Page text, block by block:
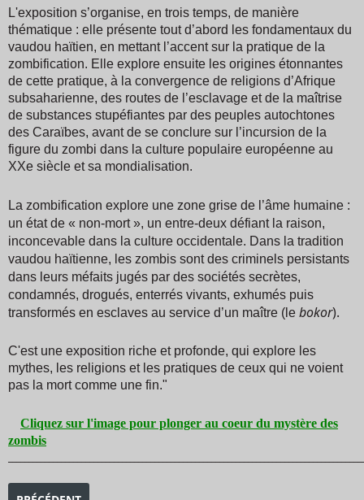
L'exposition s’organise, en trois temps, de manière
thématique : elle présente tout d’abord les fondamentaux du
vaudou haïtien, en mettant l’accent sur la pratique de la
zombification. Elle explore ensuite les origines étonnantes
de cette pratique, à la convergence de religions d’Afrique
subsaharienne, des routes de l’esclavage et de la maîtrise
de substances stupéfiantes par des peuples autochtones
des Caraïbes, avant de se conclure sur l’incursion de la
figure du zombi dans la culture populaire européenne au
XXe siècle et sa mondialisation.
La zombification explore une zone grise de l’âme humaine :
un état de « non-mort », un entre-deux défiant la raison,
inconcevable dans la culture occidentale. Dans la tradition
vaudou haïtienne, les zombis sont des criminels persistants
dans leurs méfaits jugés par des sociétés secrètes,
condamnés, drogués, enterrés vivants, exhumés puis
transformés en esclaves au service d’un maître (le bokor).
C'est une exposition riche et profonde, qui explore les
mythes, les religions et les pratiques de ceux qui ne voient
pas la mort comme une fin."
Cliquez sur l'image pour plonger au coeur du mystère des
zombis